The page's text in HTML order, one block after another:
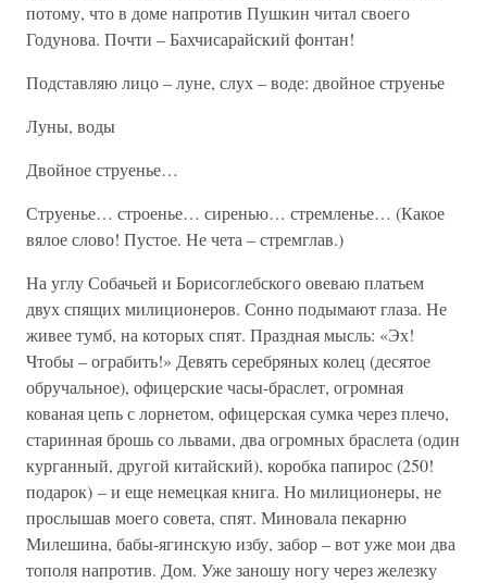
потому, что в доме напротив Пушкин читал своего
Годунова. Почти – Бахчисарайский фонтан!
Подставляю лицо – луне, слух – воде: двойное струенье
Луны, воды
Двойное струенье…
Струенье… строенье… сиренью… стремленье… (Какое
вялое слово! Пустое. Не чета – стремглав.)
На углу Собачьей и Борисоглебского овеваю платьем
двух спящих милиционеров. Сонно подымают глаза. Не
живее тумб, на которых спят. Праздная мысль: «Эх!
Чтобы – ограбить!» Девять серебряных колец (десятое
обручальное), офицерские часы-браслет, огромная
кованая цепь с лорнетом, офицерская сумка через плечо,
старинная брошь со львами, два огромных браслета (один
курганный, другой китайский), коробка папирос (250!
подарок) – и еще немецкая книга. Но милиционеры, не
прослышав моего совета, спят. Миновала пекарню
Милешина, бабы-ягинскую избу, забор – вот уже мои два
тополя напротив. Дом. Уже заношу ногу через железку